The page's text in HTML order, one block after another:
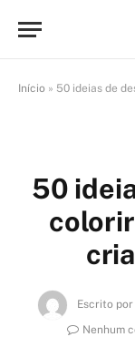
Início » 50 ideias de
50
Escrito por
Nenhum